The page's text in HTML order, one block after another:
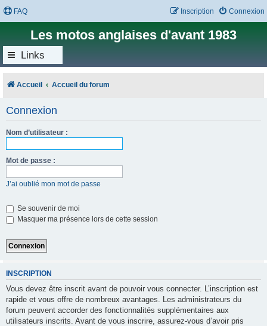
FAQ Connexion
Inscription
Les motos anglaises d'avant 1983
Links
Accueil Accueil du forum
Connexion
Nom d’utilisateur :
Mot de passe :
J’ai oublié mon mot de passe
Se souvenir de moi
Masquer ma présence lors de cette session
INSCRIPTION
Vous devez être inscrit avant de pouvoir vous connecter. L’inscription est
rapide et vous offre de nombreux avantages. Les administrateurs du
forum peuvent accorder des fonctionnalités supplémentaires aux
utilisateurs inscrits. Avant de vous inscrire, assurez-vous d’avoir pris